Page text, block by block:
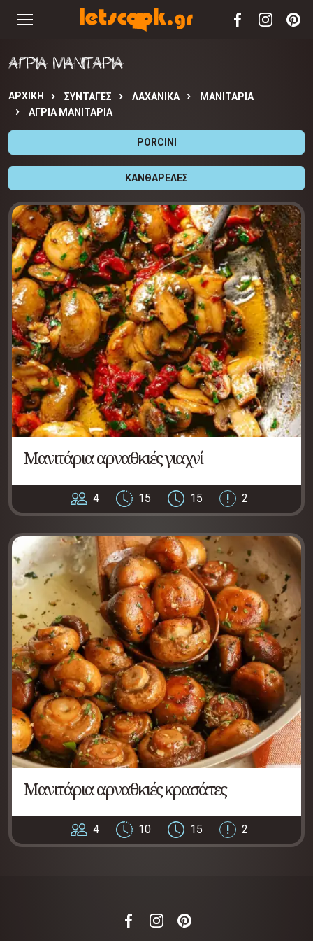
ΑΓΡΙΑ ΜΑΝΙΤΑΡΙΑ
ΑΡΧΙΚΉ ΣΥΝΤΑΓΈΣ ΛΑΧΑΝΙΚΑ
ΜΑΝΙΤΑΡΙΑ
ΑΓΡΙΑ ΜΑΝΙΤΑΡΙΑ
PORCINI
ΚΑΝΘΑΡΕΛΕΣ
Μανιτάρια αρναθκιές γιαχνί
4 15 15 2
Μανιτάρια αρναθκιές κρασάτες
4 10 15 2